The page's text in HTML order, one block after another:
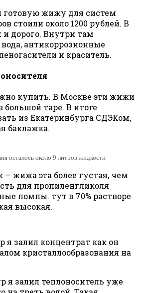
жижу для систем
стоили около 1200 рублей. В
дорого. Внутри там
антикоррозионные
и краситель.
купить. В Москве эти жижи
большой таре. В итоге
из Екатеринбурга СДЭКом,
баклажка.
осталось около 9 литров жидкости
— жижа эта более густая, чем
для пропиленгликоля
помпы. тут в 70% растворе
высокая.
я залил концентрат как он
кристаллообразования на
я залил теплоноситель уже